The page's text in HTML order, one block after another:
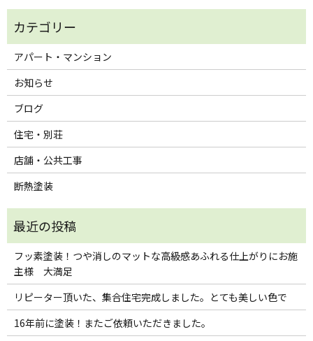
アパート・マンション
お知らせ
ブログ
住宅・別荘
店舗・公共工事
断熱塗装
フッ素塗装！つや消しのマットな高級感あふれる仕上がりにお施
主様 大満足
リピーター頂いた、集合住宅完成しました。とても美しい色で
16年前に塗装！またご依頼いただきました。